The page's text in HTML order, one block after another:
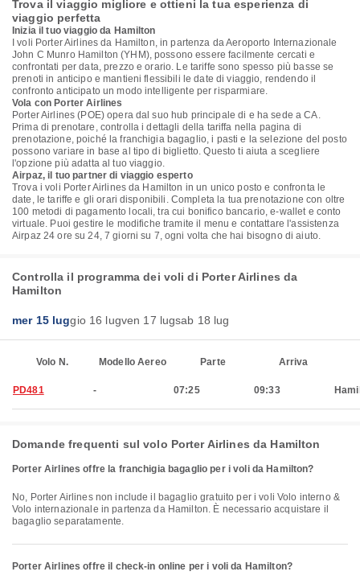
Trova il viaggio migliore e ottieni la tua esperienza di
viaggio perfetta
Inizia il tuo viaggio da Hamilton
I voli Porter Airlines da Hamilton, in partenza da Aeroporto Internazionale
John C Munro Hamilton (YHM), possono essere facilmente cercati e
confrontati per data, prezzo e orario. Le tariffe sono spesso più basse se
prenoti in anticipo e mantieni flessibili le date di viaggio, rendendo il
confronto anticipato un modo intelligente per risparmiare.
Vola con Porter Airlines
Porter Airlines (POE) opera dal suo hub principale di e ha sede a CA.
Prima di prenotare, controlla i dettagli della tariffa nella pagina di
prenotazione, poiché la franchigia bagaglio, i pasti e la selezione del posto
possono variare in base al tipo di biglietto. Questo ti aiuta a scegliere
l'opzione più adatta al tuo viaggio.
Airpaz, il tuo partner di viaggio esperto
Trova i voli Porter Airlines da Hamilton in un unico posto e confronta le
date, le tariffe e gli orari disponibili. Completa la tua prenotazione con oltre
100 metodi di pagamento locali, tra cui bonifico bancario, e-wallet e conto
virtuale. Puoi gestire le modifiche tramite il menu e contattare l'assistenza
Airpaz 24 ore su 24, 7 giorni su 7, ogni volta che hai bisogno di aiuto.
Controlla il programma dei voli di Porter Airlines da
Hamilton
mer 15 luggio 16 lugven 17 lugsab 18 lug
Volo N. Modello Aereo Parte Arriva
PD481 - 07:25 09:33
Domande frequenti sul volo Porter Airlines da Hamilton
Porter Airlines offre la franchigia bagaglio per i voli da Hamilton?
No, Porter Airlines non include il bagaglio gratuito per i voli Volo interno &
Volo internazionale in partenza da Hamilton. È necessario acquistare il
bagaglio separatamente.
Porter Airlines offre il check-in online per i voli da Hamilton?